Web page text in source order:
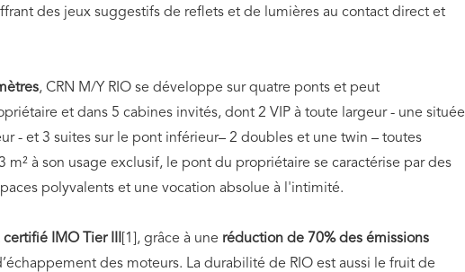
des jeux suggestifs de reflets et de lumières au contact direct et
, CRN M/Y RIO se développe sur quatre ponts et peut
et dans 5 cabines invités, dont 2 VIP à toute largeur - une située
- et 3 suites sur le pont inférieur– 2 doubles et une twin – toutes
m² à son usage exclusif, le pont du propriétaire se caractérise par des
polyvalents et une vocation absolue à l'intimité.
certifié IMO Tier III [1], grâce à une réduction de 70% des émissions
des moteurs. La durabilité de RIO est aussi le fruit de